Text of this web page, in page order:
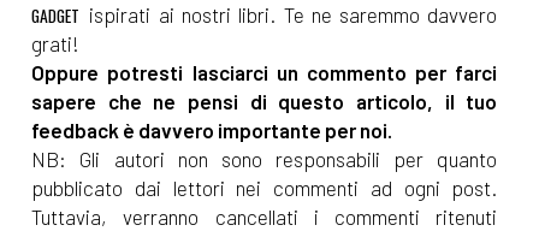
GADGET ispirati ai nostri libri. Te ne saremmo davvero
grati!
Oppure potresti lasciarci un commento per farci
sapere che ne pensi di questo articolo, il tuo
feedback è davvero importante per noi.
NB: Gli autori non sono responsabili per quanto
pubblicato dai lettori nei commenti ad ogni post.
Tuttavia, verranno cancellati i commenti ritenuti